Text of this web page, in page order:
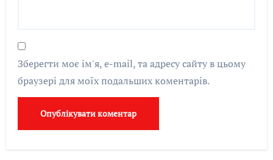
Зберегти моє ім'я, e-mail, та адресу сайту в цьому
браузері для моїх подальших коментарів.